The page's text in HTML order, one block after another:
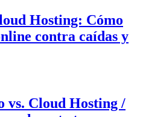
Hosting: Cómo
contra caídas y
vs. Cloud Hosting /